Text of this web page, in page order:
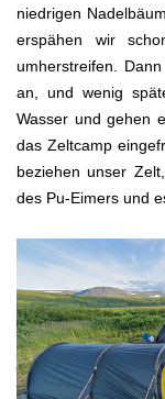
niedrigen
erspähen wir
umherstreifen.
an, und wenig
Wasser und gehen
das Zeltcamp
beziehen unser
des Pu-Eimers und